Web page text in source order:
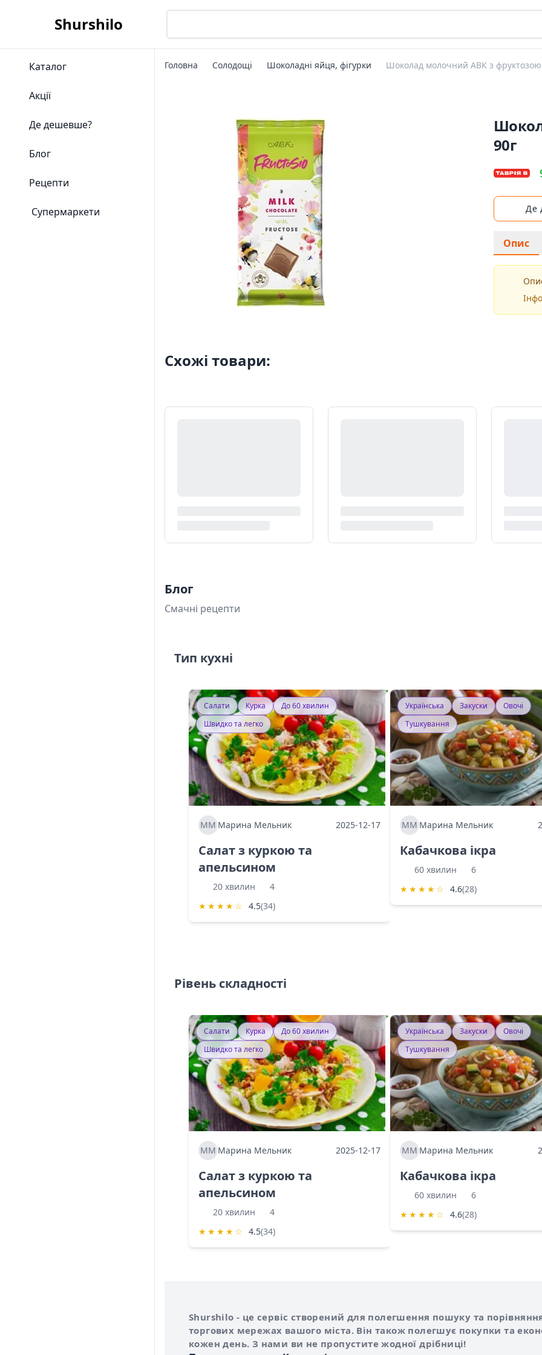
Shurshilo
Каталог
Акції
Де дешевше?
Блог
Рецепти
Супермаркети
Головна Солодощі Шоколадні яйця, фігурки Шоколад молочний ABK з фруктозою
90г
Де
Опис
Схожі товари:
Блог
Смачні рецепти
Тип кухні
Салати Курка
До 60 хвилин
Швидко та легко
ММ Марина Мельник 2025-12-17
Салат з куркою та
апельсином
20 хвилин
4
★ ★ ★ ★ ☆ 4.5(34)
Українська Закуски
Овочі
Тушкування
ММ Марина Мельник
Кабачкова ікра
60 хвилин
6
★ ★ ★ ★ ☆ 4.6(28)
Рівень складності
Салати Курка
До 60 хвилин
Швидко та легко
ММ Марина Мельник 2025-12-17
Салат з куркою та
апельсином
20 хвилин
4
★ ★ ★ ★ ☆ 4.5(34)
Українська Закуски
Овочі
Тушкування
ММ Марина Мельник
Кабачкова ікра
60 хвилин
6
★ ★ ★ ★ ☆ 4.6(28)
Про сервіс Shurshilo
Shurshilo - це сервіс створений для полегшення пошуку та
торгових мережах вашого міста. Він також полегшує покупки та
кожен день. З нами ви не пропустите жодної дрібниці!